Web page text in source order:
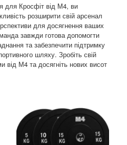
для Кросфіт від М4, ви
розширити свій арсенал
для досягнення ваших
завжди готова допомогти
та забезпечити підтримку
шляху. Зробіть свій
від М4 та досягніть нових висот